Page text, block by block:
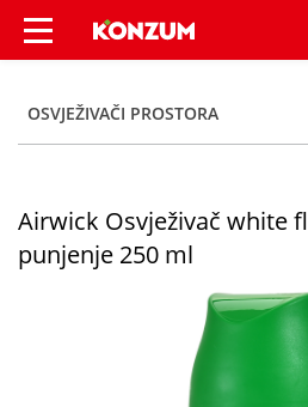
Airwick Osvježivač
OSVJEŽIVAČI PROSTORA
Airwick Osvježivač white
punjenje 250 ml